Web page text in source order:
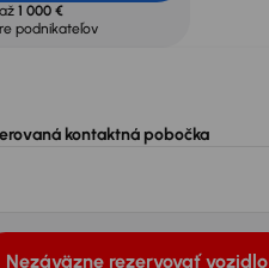
1 000 €
podnikateľov
kontaktná pobočka
Nezáväzne rezervovať vozidlo